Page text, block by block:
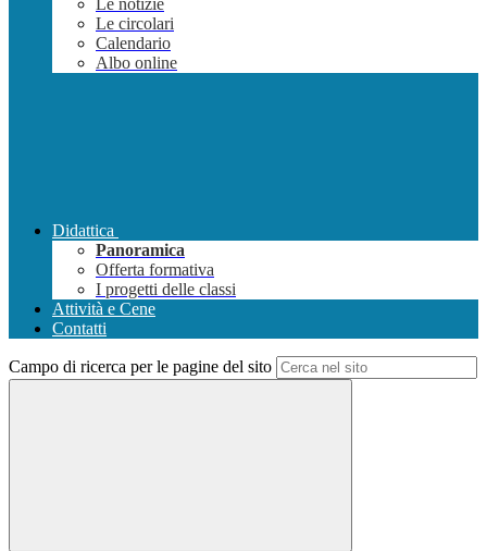
Le notizie
Le circolari
Calendario
Albo online
Didattica
Panoramica
Offerta formativa
I progetti delle classi
Attività e Cene
Contatti
Campo di ricerca per le pagine del sito